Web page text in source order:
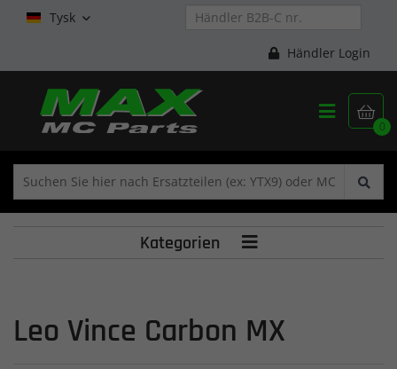
Tysk 
Händler Login

0

Kategorien 
Leo Vince Carbon MX